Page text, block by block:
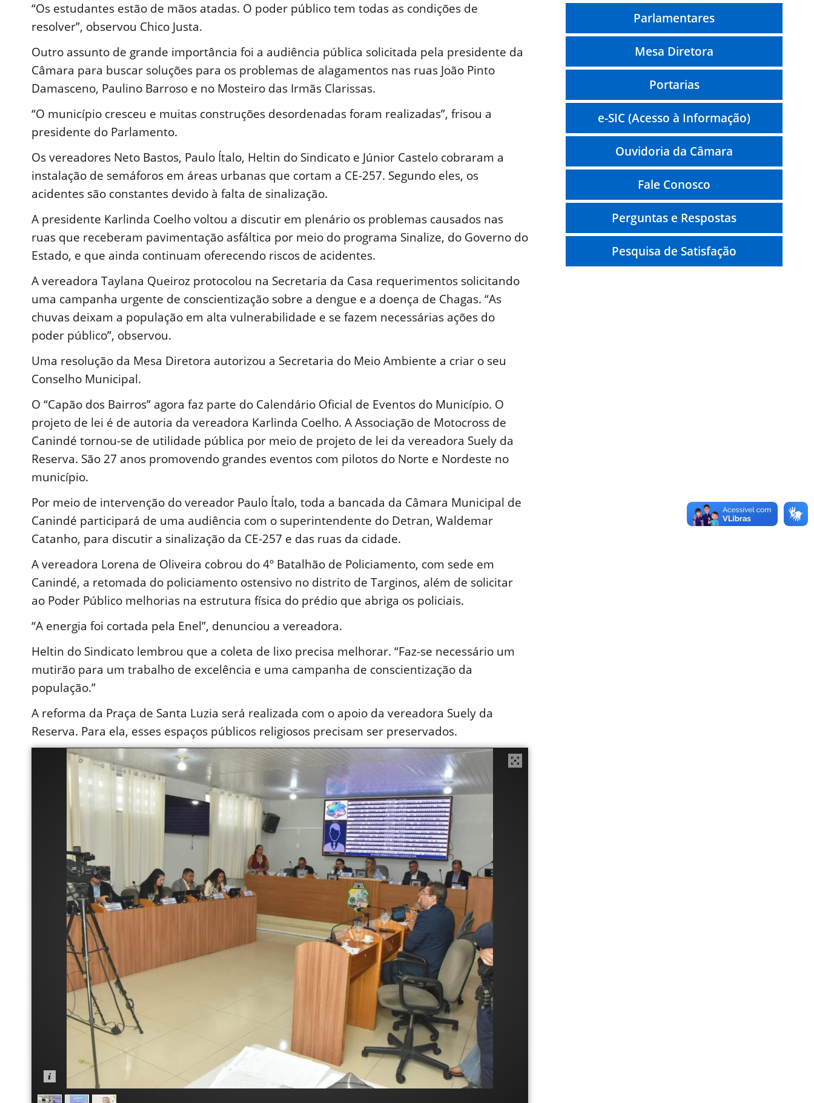
“Os estudantes estão de mãos atadas. O poder público tem todas as condições de
resolver”, observou Chico Justa.
Outro assunto de grande importância foi a audiência pública solicitada pela presidente da
Câmara para buscar soluções para os problemas de alagamentos nas ruas João Pinto
Damasceno, Paulino Barroso e no Mosteiro das Irmãs Clarissas.
“O município cresceu e muitas construções desordenadas foram realizadas”, frisou a
presidente do Parlamento.
Os vereadores Neto Bastos, Paulo Ítalo, Heltin do Sindicato e Júnior Castelo cobraram a
instalação de semáforos em áreas urbanas que cortam a CE-257. Segundo eles, os
acidentes são constantes devido à falta de sinalização.
A presidente Karlinda Coelho voltou a discutir em plenário os problemas causados nas
ruas que receberam pavimentação asfáltica por meio do programa Sinalize, do Governo do
Estado, e que ainda continuam oferecendo riscos de acidentes.
A vereadora Taylana Queiroz protocolou na Secretaria da Casa requerimentos solicitando
uma campanha urgente de conscientização sobre a dengue e a doença de Chagas. “As
chuvas deixam a população em alta vulnerabilidade e se fazem necessárias ações do
poder público”, observou.
Uma resolução da Mesa Diretora autorizou a Secretaria do Meio Ambiente a criar o seu
Conselho Municipal.
O “Capão dos Bairros” agora faz parte do Calendário Oficial de Eventos do Município. O
projeto de lei é de autoria da vereadora Karlinda Coelho. A Associação de Motocross de
Canindé tornou-se de utilidade pública por meio de projeto de lei da vereadora Suely da
Reserva. São 27 anos promovendo grandes eventos com pilotos do Norte e Nordeste no
município.
Por meio de intervenção do vereador Paulo Ítalo, toda a bancada da Câmara Municipal de
Canindé participará de uma audiência com o superintendente do Detran, Waldemar
Catanho, para discutir a sinalização da CE-257 e das ruas da cidade.
A vereadora Lorena de Oliveira cobrou do 4º Batalhão de Policiamento, com sede em
Canindé, a retomada do policiamento ostensivo no distrito de Targinos, além de solicitar
ao Poder Público melhorias na estrutura física do prédio que abriga os policiais.
“A energia foi cortada pela Enel”, denunciou a vereadora.
Heltin do Sindicato lembrou que a coleta de lixo precisa melhorar. “Faz-se necessário um
mutirão para um trabalho de excelência e uma campanha de conscientização da
população.”
A reforma da Praça de Santa Luzia será realizada com o apoio da vereadora Suely da
Reserva. Para ela, esses espaços públicos religiosos precisam ser preservados.
Parlamentares
Mesa Diretora
Portarias
e-SIC (Acesso à Informação)
Ouvidoria da Câmara
Fale Conosco
Perguntas e Respostas
Pesquisa de Satisfação